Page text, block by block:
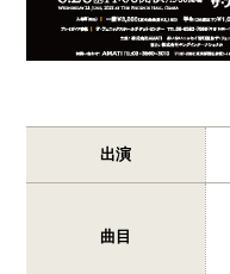
出演
曲目